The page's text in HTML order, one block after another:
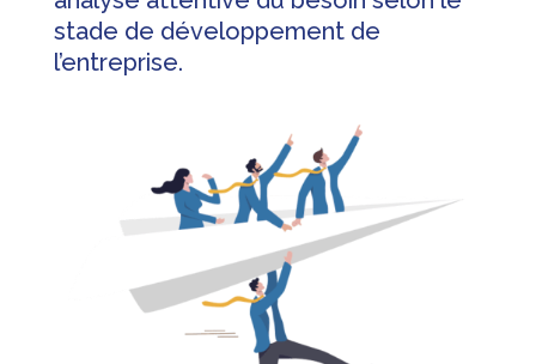
stade de développement de
l’entreprise.